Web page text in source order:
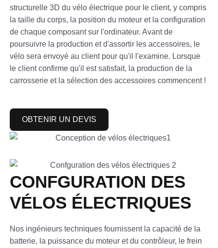
structurelle 3D du vélo électrique pour le client, y compris
la taille du corps, la position du moteur et la configuration
de chaque composant sur l'ordinateur. Avant de
poursuivre la production et d'assortir les accessoires, le
vélo sera envoyé au client pour qu'il l'examine. Lorsque
le client confirme qu'il est satisfait, la production de la
carrosserie et la sélection des accessoires commencent !
OBTENIR UN DEVIS
CONFGURATION DES
VÉLOS ÉLECTRIQUES
Nos ingénieurs techniques fournissent la capacité de la
batterie, la puissance du moteur et du contrôleur, le frein